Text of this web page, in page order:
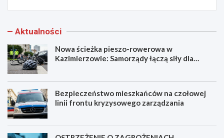
Aktualności
Nowa ścieżka pieszo-rowerowa w
Kazimierzowie: Samorządy łączą siły dla
Bezpieczeństwo mieszkańców na czołowej
linii frontu kryzysowego zarządzania